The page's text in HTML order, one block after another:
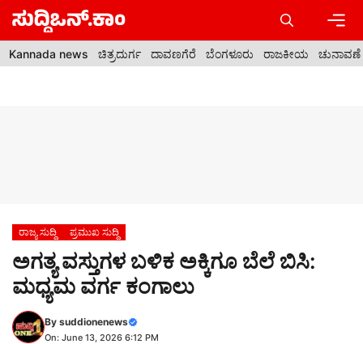
Skip
content
Kannada news ಚಿತ್ರದುರ್ಗ ದಾವಣಗೆರೆ ಬೆಂಗಳೂರು ರಾಜಕೀಯ ಚುನಾವಣೆ
ರಾಜ್ಯ ಸುದ್ದಿ ಪ್ರಮುಖ ಸುದ್ದಿ
ಅಗತ್ಯ ವಸ್ತುಗಳ ಬಳಿಕ ಅಕ್ಕಿಗೂ ಬೆಲೆ ಬಿಸಿ:
ಮಧ್ಯಮ ವರ್ಗ ಕಂಗಾಲು
By suddionenews
On: June 13, 2026 6:12 PM